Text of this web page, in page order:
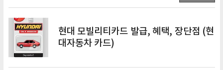
현대 모빌리티카드 발급, 혜택, 장단점 (현
대자동차 카드)